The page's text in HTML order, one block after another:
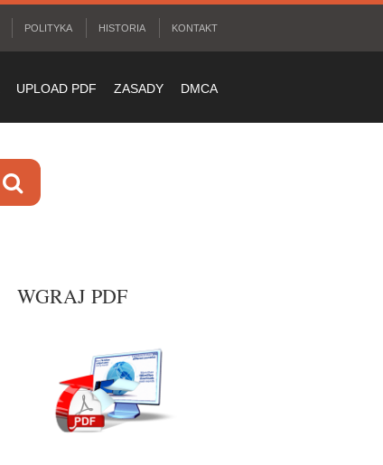
POLITYKA HISTORIA KONTAKT
UPLOAD PDF ZASADY DMCA
WGRAJ PDF